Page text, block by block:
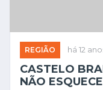
REGIÃO há 12
CASTELO
NÃO